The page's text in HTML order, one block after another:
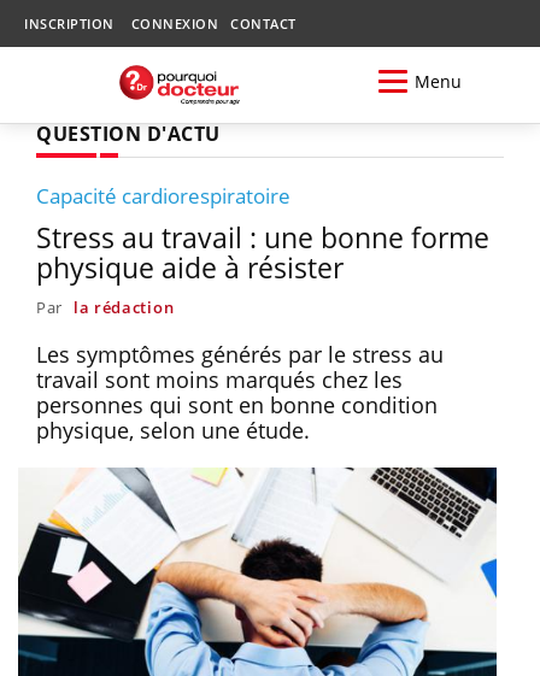
INSCRIPTION CONNEXION CONTACT
Menu
QUESTION D'ACTU
Capacité cardiorespiratoire
Stress au travail : une bonne forme
physique aide à résister
Par la rédaction
Les symptômes générés par le stress au
travail sont moins marqués chez les
personnes qui sont en bonne condition
physique, selon une étude.